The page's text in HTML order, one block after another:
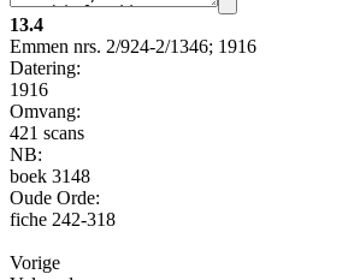
13.4
Emmen nrs. 2/924-2/1346; 1916
Datering:
1916
Omvang:
421 scans
NB:
boek 3148
Oude Orde:
fiche 242-318
Vorige